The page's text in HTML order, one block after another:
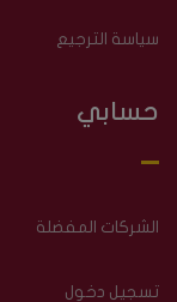
سياسة الترجيع
حسابي
الشركات المفضلة
تسجيل دخول